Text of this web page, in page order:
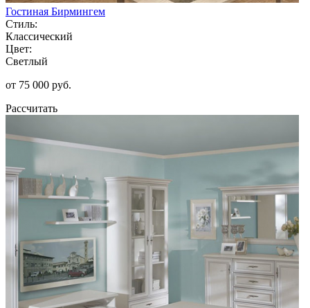
Гостиная Бирмингем
Стиль:
Классический
Цвет:
Светлый
от 75 000 руб.
Рассчитать